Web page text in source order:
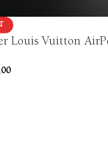
Louis Vuitton